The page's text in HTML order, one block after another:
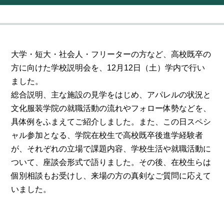
大学・短大・社会人・フリーターの方など、高校既卒の
方に向けた学校説明会を、12月12日（土）学内で行い
ました。
総合説明、主な施設の見学をはじめ、アパレルの状況と
文化服装学院の就職活動の流れやフォロー体勢などを、
具体例をふまえてご紹介しました。また、この日スペシ
ャル参加となる、学院在校生で高校既卒後進学経験者
が、それぞれの立場で課題内容、学校生活や就職活動に
ついて、座談会形式で語りました。その後、在校生らは
個別相談もお受けし、来場の方の真剣なご質問に応えて
いました。